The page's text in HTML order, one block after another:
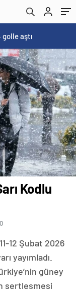
aştı
Kodlu
12 Şubat 2026
yayımladı.
güney
sertleşmesi